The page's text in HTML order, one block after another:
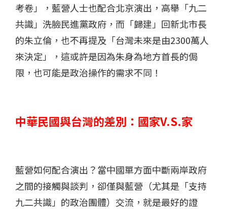
考卷」，藍營人士也配合北京演出，高舉「九二
共識」洗臉民進黨政府，而「歸建」回新北市長
的朱立倫，也不再提及「台灣未來是由2300萬人
來決定」，這或許是因為朱身為地方首長的侷
限，也可能是政治操作的需求不同！
中華民國與台灣的差別：國家V.S.家
藍營如何配合演出？當中國單方面中斷兩岸政府
之間的接觸與談判，卻僅與藍營（尤其是「支持
九二共識」的政治團體）交流，就是最好的證